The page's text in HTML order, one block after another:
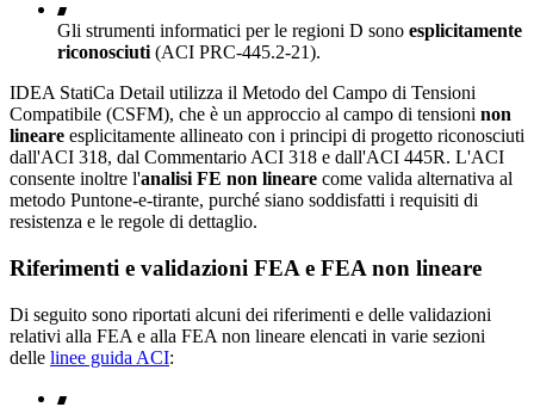
Gli strumenti informatici per le regioni D sono esplicitamente
riconosciuti(ACI PRC-445.2-21).
IDEA StatiCa Detail utilizza il Metodo del Campo di Tensioni
Compatibile (CSFM), che è un approccio al campo di tensioni non
lineare esplicitamente allineato con i principi di progetto riconosciuti
dall'ACI 318, dal Commentario ACI 318 e dall'ACI 445R. L'ACI
consente inoltre l'analisi FE non lineare come valida alternativa al
metodo Puntone-e-tirante, purché siano soddisfatti i requisiti di
resistenza e le regole di dettaglio.
Riferimenti e validazioni FEA e FEA non lineare
Di seguito sono riportati alcuni dei riferimenti e delle validazioni
relativi alla FEA e alla FEA non lineare elencati in varie sezioni
delle linee guida ACI: